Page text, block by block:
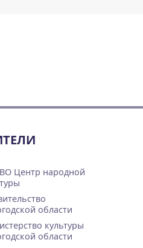
Центр народной
области
культуры
области